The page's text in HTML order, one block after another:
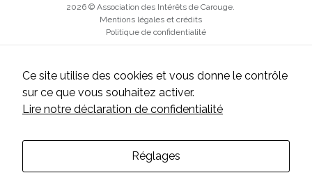
2026 © Association des Intérêts de Carouge.
Mentions légales et crédits
Politique de confidentialité
Ce site utilise des cookies et vous donne le contrôle
sur ce que vous souhaitez activer.
Lire notre déclaration de confidentialité
Réglages